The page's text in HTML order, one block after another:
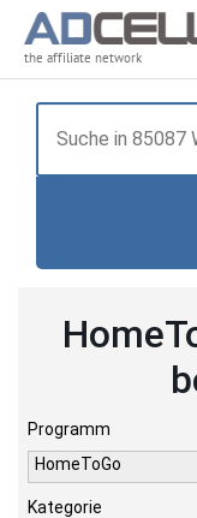
the affiliate network
Programm
HomeToGo
Kategorie